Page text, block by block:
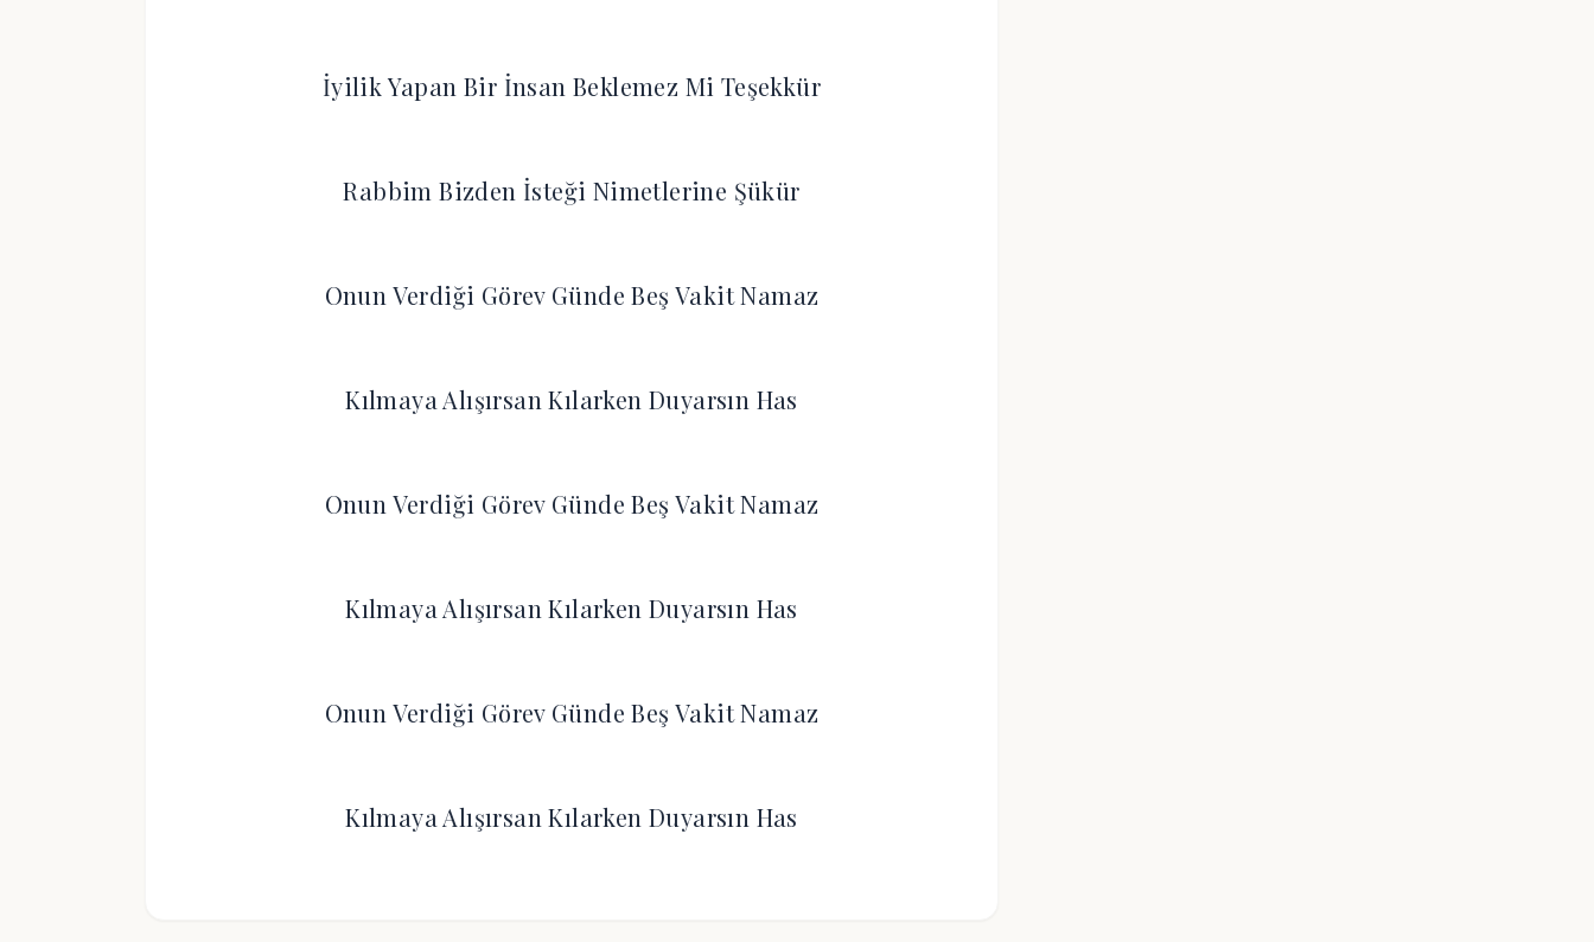
İyilik Yapan Bir İnsan Beklemez Mi Teşekkür
Rabbim Bizden İsteği Nimetlerine Şükür
Onun Verdiği Görev Günde Beş Vakit Namaz
Kılmaya Alışırsan Kılarken Duyarsın Has
Onun Verdiği Görev Günde Beş Vakit Namaz
Kılmaya Alışırsan Kılarken Duyarsın Has
Onun Verdiği Görev Günde Beş Vakit Namaz
Kılmaya Alışırsan Kılarken Duyarsın Has